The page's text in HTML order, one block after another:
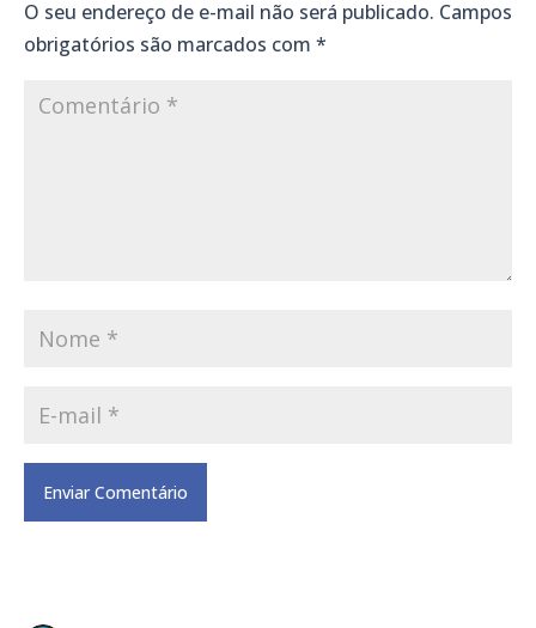
O seu endereço de e-mail não será publicado. Campos
obrigatórios são marcados com *